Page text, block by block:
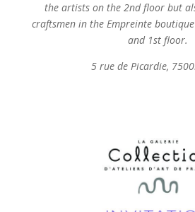
the artists on the 2nd floor but
craftsmen in the Empreinte
and 1st floor.
5 rue de Picardie,